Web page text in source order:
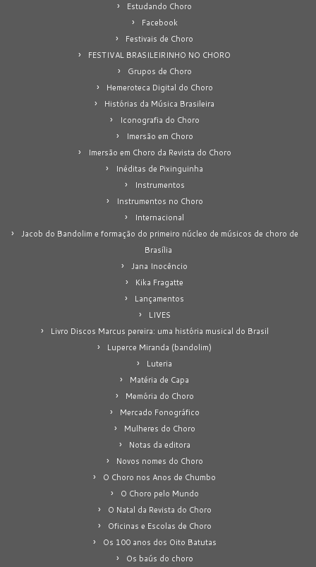
Estudando Choro
Facebook
Festivais de Choro
FESTIVAL BRASILEIRINHO NO CHORO
Grupos de Choro
Hemeroteca Digital do Choro
Histórias da Música Brasileira
Iconografia do Choro
Imersão em Choro
Imersão em Choro da Revista do Choro
Inéditas de Pixinguinha
Instrumentos
Instrumentos no Choro
Internacional
Jacob do Bandolim e formação do primeiro núcleo de músicos de choro de
Brasília
Jana Inocêncio
Kika Fragatte
Lançamentos
LIVES
Livro Discos Marcus pereira: uma história musical do Brasil
Luperce Miranda (bandolim)
Luteria
Matéria de Capa
Memória do Choro
Mercado Fonográfico
Mulheres do Choro
Notas da editora
Novos nomes do Choro
O Choro nos Anos de Chumbo
O Choro pelo Mundo
O Natal da Revista do Choro
Oficinas e Escolas de Choro
Os 100 anos dos Oito Batutas
Os baús do choro